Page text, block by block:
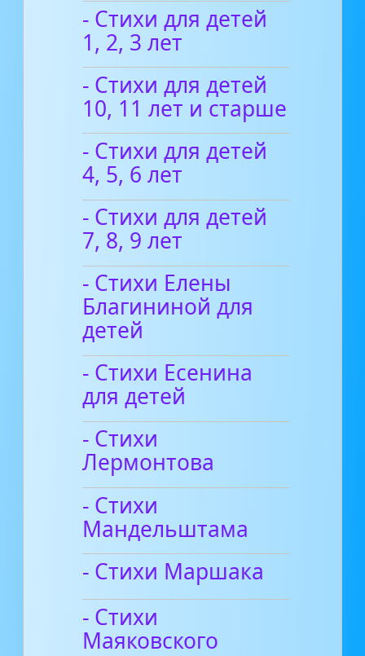
- Стихи для детей
1, 2, 3 лет
- Стихи для детей
10, 11 лет и старше
- Стихи для детей
4, 5, 6 лет
- Стихи для детей
7, 8, 9 лет
- Стихи Елены
Благининой для
детей
- Стихи Есенина
для детей
- Стихи
Лермонтова
- Стихи
Мандельштама
- Стихи Маршака
- Стихи
Маяковского